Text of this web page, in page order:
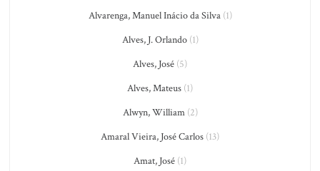
Alvarenga, Manuel Inácio da Silva(1)
Alves, J. Orlando(1)
Alves, José (5)
Alves, Mateus (1)
Alwyn, William(2)
Amaral Vieira, José Carlos (13)
Amat, José (1)